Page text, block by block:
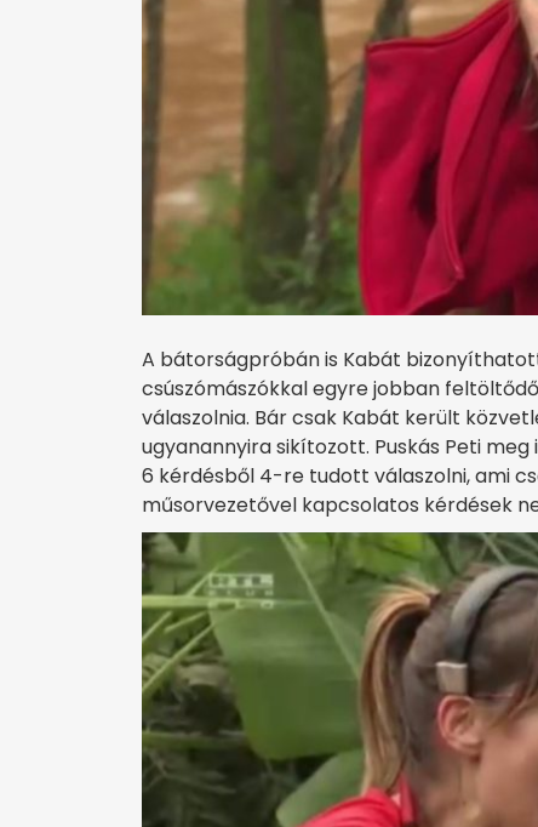
A bátorságpróbán is Kabát
csúszómászókkal egyre jobban
válaszolnia. Bár csak Kabát került
ugyanannyira sikítozott. Puskás Peti meg
6 kérdésből 4-re tudott válaszolni, ami
műsorvezetővel kapcsolatos kérdések